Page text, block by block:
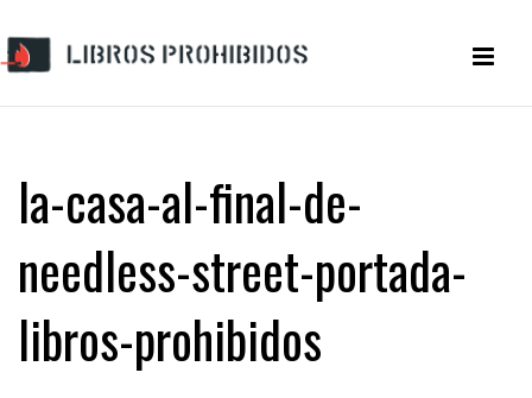
la-casa-al-final-de-
needless-street-portada-
libros-prohibidos